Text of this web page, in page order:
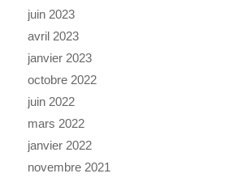
juin 2023
avril 2023
janvier 2023
octobre 2022
juin 2022
mars 2022
janvier 2022
novembre 2021